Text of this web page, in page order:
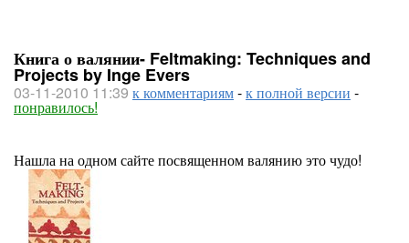
Книга о валянии- Feltmaking: Techniques and
Projects by Inge Evers
03-11-2010 11:39 к комментариям-к полной версии -
понравилось!
Нашла на одном сайте посвященном валянию это чудо!